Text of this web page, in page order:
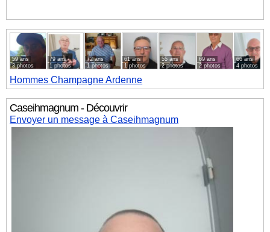
59 ans
3 photos
79 ans
1 photos
72 ans
1 photos
61 ans
1 photos
55 ans
2 photos
69 ans
2 photos
66 ans
4 photos
Hommes Champagne Ardenne
Caseihmagnum - Découvrir
Envoyer un message à Caseihmagnum